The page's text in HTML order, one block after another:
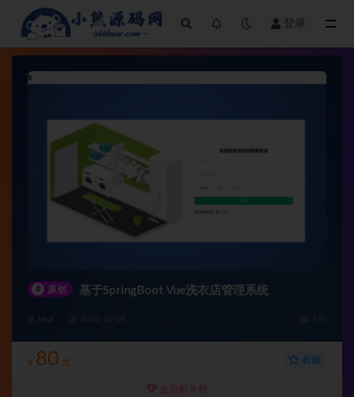
登录
# 原创 基于SpringBoot Vue洗衣店管理系统
¥ 80 元 收藏
会员价 8 折